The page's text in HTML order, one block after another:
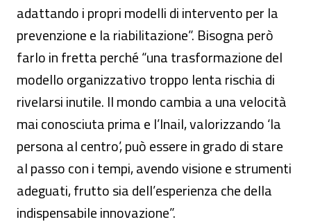
adattando i propri modelli di intervento per la
prevenzione e la riabilitazione”. Bisogna però
farlo in fretta perché “una trasformazione del
modello organizzativo troppo lenta rischia di
rivelarsi inutile. Il mondo cambia a una velocità
mai conosciuta prima e l’Inail, valorizzando ‘la
persona al centro’, può essere in grado di stare
al passo con i tempi, avendo visione e strumenti
adeguati, frutto sia dell’esperienza che della
indispensabile innovazione”.